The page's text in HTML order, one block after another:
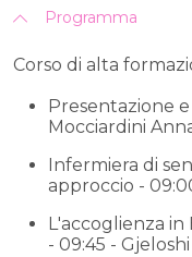
Programma
Corso di alta
Presentazione
Mocciardini
Infermiera di
approccio -
L'accoglienza
- 09:45 -